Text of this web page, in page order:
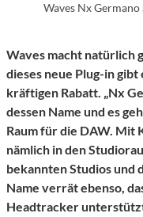
Waves Nx
Waves macht natürlich
dieses neue Plug-in
kräftigen Rabatt. „Nx
dessen Name und es
Raum für die DAW. Mit
nämlich in den
bekannten Studios und
Name verrät ebenso,
Headtracker